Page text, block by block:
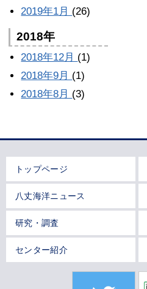
2019年1月 (26)
2018年
2018年12月 (1)
2018年9月 (1)
2018年8月 (3)
トップページ
八丈海洋ニュース
研究・調査
センター紹介